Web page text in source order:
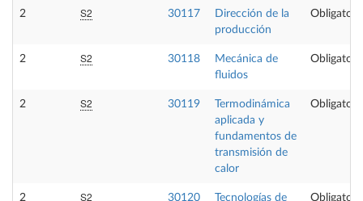
2 S2 30117
Dirección de la
producción
2 S2 30118
Mecánica de
fluidos
2 S2 30119
Termodinámica
aplicada y
fundamentos de
transmisión de
calor
2 S2 30120 Tecnologías de